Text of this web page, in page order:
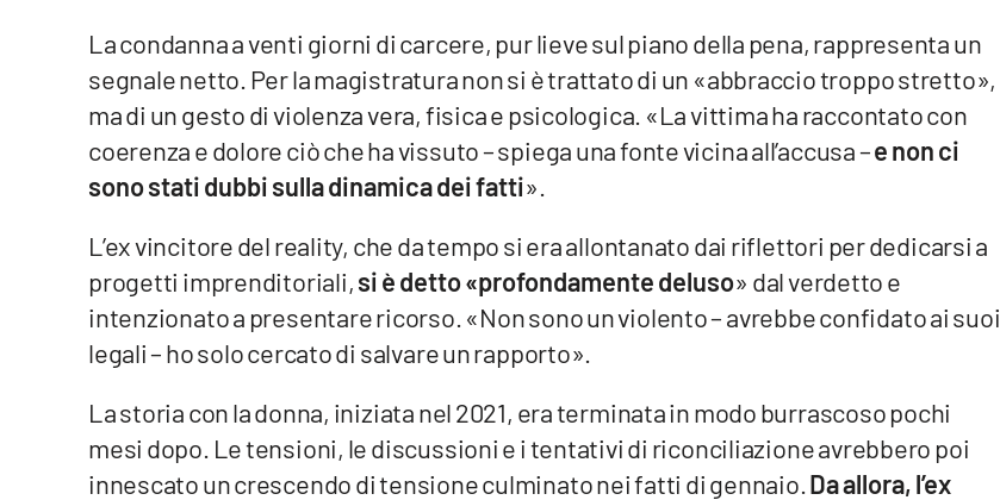
Lacapitalenews.it
Cosenzachannel.it
Ilvibonese.it
La condanna a venti giorni di carcere, pur lieve sul piano della pena, rappresenta un
segnale netto. Per la magistratura non si è trattato di un «abbraccio troppo stretto»,
ma di un gesto di violenza vera, fisica e psicologica. «La vittima ha raccontato con
coerenza e dolore ciò che ha vissuto – spiega una fonte vicina all’accusa –e non ci
sono stati dubbi sulla dinamica dei fatti».
L’ex vincitore del reality, che da tempo si era allontanato dai riflettori per dedicarsi a
progetti imprenditoriali,si è detto «profondamente deluso» dal verdetto e
intenzionato a presentare ricorso. «Non sono un violento – avrebbe confidato ai suoi
legali – ho solo cercato di salvare un rapporto».
La storia con la donna, iniziata nel 2021, era terminata in modo burrascoso pochi
mesi dopo. Le tensioni, le discussioni e i tentativi di riconciliazione avrebbero poi
innescato un crescendo di tensione culminato nei fatti di gennaio. Da allora, l’ex